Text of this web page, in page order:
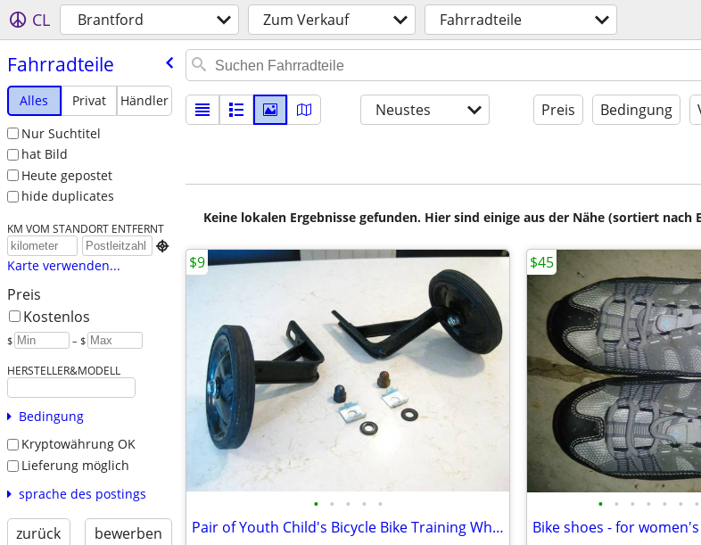
CL Brantford Zum Verkauf Fahrradteile
Fahrradteile
Alles Privat
Händler
Nur Suchtitel
hat Bild
Heute gepostet
hide duplicates
KM VOM STANDORT ENTFERNT

Karte verwenden...
Preis
Kostenlos
$ – $
HERSTELLER&MODELL
Bedingung
Kryptowährung OK
Lieferung möglich
sprache des postings
zurück bewerben
Neustes Preis Bedingung
Keine lokalen Ergebnisse gefunden. Hier sind einige aus der Nähe (sortiert nach
• • • • •
Pair of Youth Child's Bicycle Bike Training Wheels with hardware
$9
• • • • • • •
Bike shoes - for women's
$45